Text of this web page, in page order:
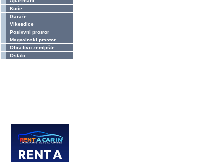
Kuće
Garaže
Vikendice
Poslovni prostor
Magacinski prostor
Obradivo zemljište
Ostalo